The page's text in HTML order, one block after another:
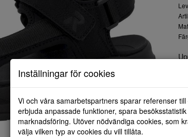
Inställningar för cookies
Vi och våra samarbetspartners sparar referenser
erbjuda anpassade funktioner, spara
marknadsföring. Utöver nödvändiga cookies, som
välja vilken typ av cookies du vill tillåta.